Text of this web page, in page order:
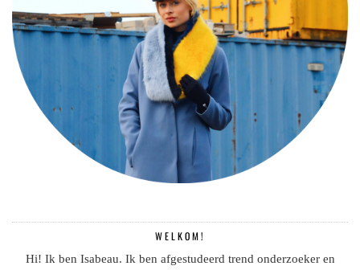
WELKOM!
Hi! Ik ben Isabeau. Ik ben afgestudeerd trend onderzoeker en